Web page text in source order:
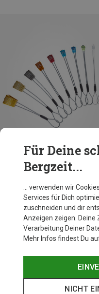
Klemmkeilset
ONE SIZE
Für Deine
Bergzeit...
… verwenden wir
Services für Dich
zuschneiden und dir
Anzeigen zeigen.
Verarbeitung Deiner
Mehr Infos findest Du
NICHT